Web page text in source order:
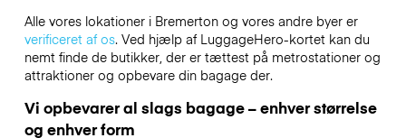
Alle vores lokationer i Bremerton og vores andre byer er
verificeret af os. Ved hjælp af LuggageHero-kortet kan du
nemt finde de butikker, der er tættest på metrostationer og
attraktioner og opbevare din bagage der.
Vi opbevarer al slags bagage – enhver størrelse
og enhver form